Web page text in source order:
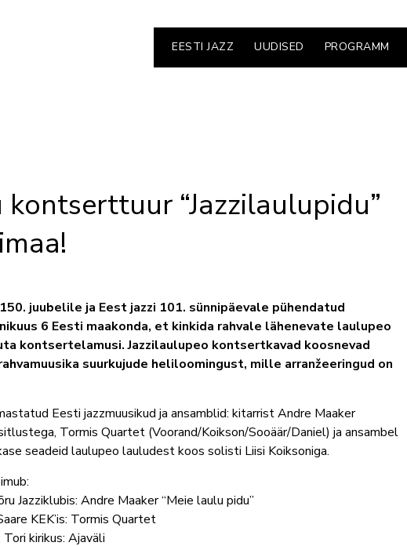
EESTI JAZZ UUDISED PROGRAMM
kontserttuur “Jazzilaulupidu”
juubelile ja Eest jazzi 101. sünnipäevale pühendatud
6 Eesti maakonda, et kinkida rahvale lähenevate laulupeo
kontsertelamusi. Jazzilaulupeo kontsertkavad koosnevad
suurkujude heliloomingust, mille arranžeeringud on
Eesti jazzmuusikud ja ansamblid: kitarrist Andre Maaker
Tormis Quartet (Voorand/Koikson/Sooäär/Daniel) ja ansambel
seadeid laulupeo lauludest koos solisti Liisi Koiksoniga.
Jazziklubis: Andre Maaker “Meie laulu pidu”
KEK’is: Tormis Quartet
kirikus: Ajaväli